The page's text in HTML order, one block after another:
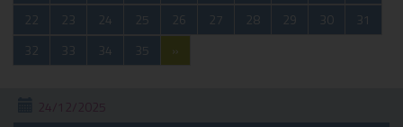
22
23 24 25 26 27 28 29 30
31
32
33 34 35 »
24/12/2025